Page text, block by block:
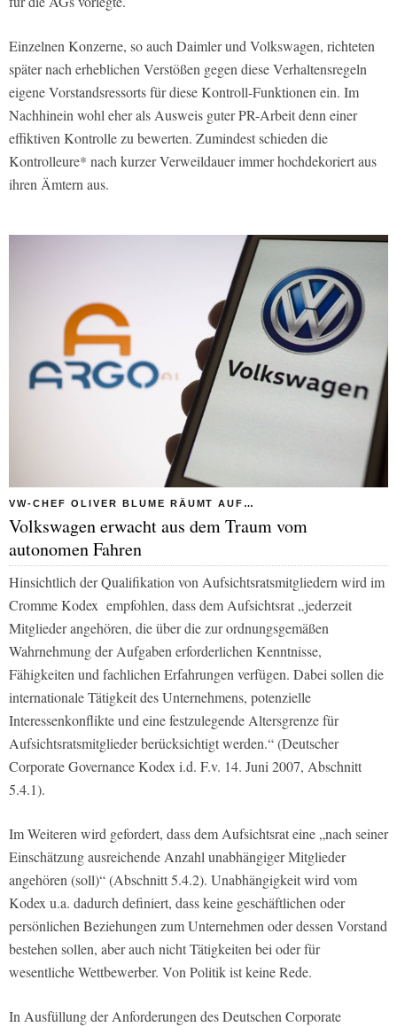
Einzelnen Konzerne, so auch Daimler und Volkswagen, richteten
später nach erheblichen Verstößen gegen diese Verhaltensregeln
eigene Vorstandsressorts für diese Kontroll-Funktionen ein. Im
Nachhinein wohl eher als Ausweis guter PR-Arbeit denn einer
effiktiven Kontrolle zu bewerten. Zumindest schieden die
Kontrolleure* nach kurzer Verweildauer immer hochdekoriert aus
ihren Ämtern aus.
VW-CHEF OLIVER BLUME RÄUMT AUF…
Volkswagen erwacht aus dem Traum vom
autonomen Fahren
Hinsichtlich der Qualifikation von Aufsichtsratsmitgliedern wird im
Cromme Kodex empfohlen, dass dem Aufsichtsrat „jederzeit
Mitglieder angehören, die über die zur ordnungsgemäßen
Wahrnehmung der Aufgaben erforderlichen Kenntnisse,
Fähigkeiten und fachlichen Erfahrungen verfügen. Dabei sollen die
internationale Tätigkeit des Unternehmens, potenzielle
Interessenkonflikte und eine festzulegende Altersgrenze für
Aufsichtsratsmitglieder berücksichtigt werden.“ (Deutscher
Corporate Governance Kodex i.d. F.v. 14. Juni 2007, Abschnitt
5.4.1).
Im Weiteren wird gefordert, dass dem Aufsichtsrat eine „nach seiner
Einschätzung ausreichende Anzahl unabhängiger Mitglieder
angehören (soll)“ (Abschnitt 5.4.2). Unabhängigkeit wird vom
Kodex u.a. dadurch definiert, dass keine geschäftlichen oder
persönlichen Beziehungen zum Unternehmen oder dessen Vorstand
bestehen sollen, aber auch nicht Tätigkeiten bei oder für
wesentliche Wettbewerber. Von Politik ist keine Rede.
In Ausfüllung der Anforderungen des Deutschen Corporate